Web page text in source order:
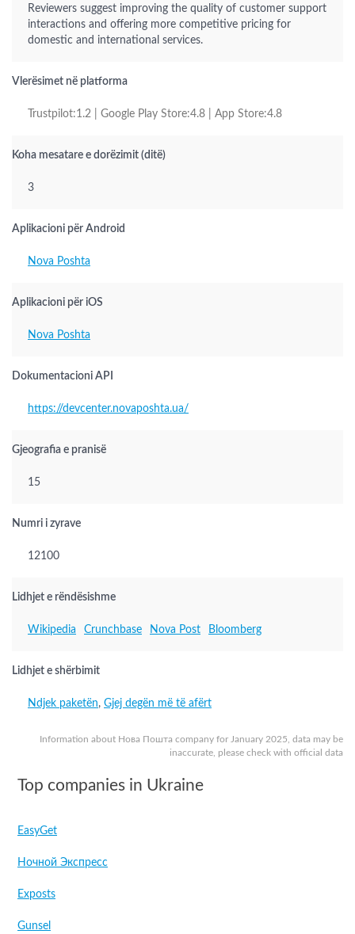
Information about Нова Пошта company for January 2025, data may be
inaccurate, please check with official data
Reviewers suggest improving the quality of customer support
interactions and offering more competitive pricing for
domestic and international services.
Vlerësimet në platforma
Trustpilot:1.2 | Google Play Store:4.8 | App Store:4.8
Koha mesatare e dorëzimit (ditë)
3
Aplikacioni për Android
Nova Poshta
Aplikacioni për iOS
Nova Poshta
Dokumentacioni API
https://devcenter.novaposhta.ua/
Gjeografia e pranisë
15
Numri i zyrave
12100
Lidhjet e rëndësishme
Wikipedia Crunchbase Nova Post Bloomberg
Lidhjet e shërbimit
Ndjek paketën, Gjej degën më të afërt
Top companies in Ukraine
EasyGet
Ночной Экспресс
Exposts
Gunsel